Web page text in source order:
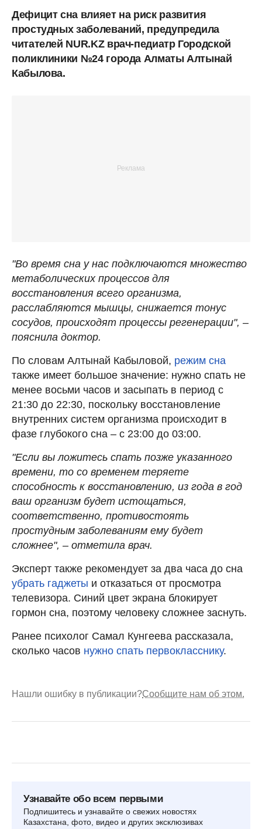
Дефицит сна влияет на риск развития
простудных заболеваний, предупредила
читателей NUR.KZ врач-педиатр Городской
поликлиники №24 города Алматы Алтынай
Кабылова.
"Во время сна у нас подключаются множество
метаболических процессов для
восстановления всего организма,
расслабляются мышцы, снижается тонус
сосудов, происходят процессы регенерации", –
пояснила доктор.
По словам Алтынай Кабыловой, режим сна
также имеет большое значение: нужно спать не
менее восьми часов и засыпать в период с
21:30 до 22:30, поскольку восстановление
внутренних систем организма происходит в
фазе глубокого сна – с 23:00 до 03:00.
"Если вы ложитесь спать позже указанного
времени, то со временем теряете
способность к восстановлению, из года в год
ваш организм будет истощаться,
соответственно, противостоять
простудным заболеваниям ему будет
сложнее", – отметила врач.
Эксперт также рекомендует за два часа до сна
убрать гаджеты и отказаться от просмотра
телевизора. Синий цвет экрана блокирует
гормон сна, поэтому человеку сложнее заснуть.
Ранее психолог Самал Кунгеева рассказала,
сколько часов нужно спать первокласснику.
Нашли ошибку в публикации?Сообщите нам об этом.
Узнавайте обо всем первыми
Подпишитесь и узнавайте о свежих новостях
Казахстана, фото, видео и других эксклюзивах